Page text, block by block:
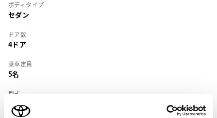
ボディタイプ
セダン
ドア数
4ドア
乗車定員
5名
型式
X-CE104